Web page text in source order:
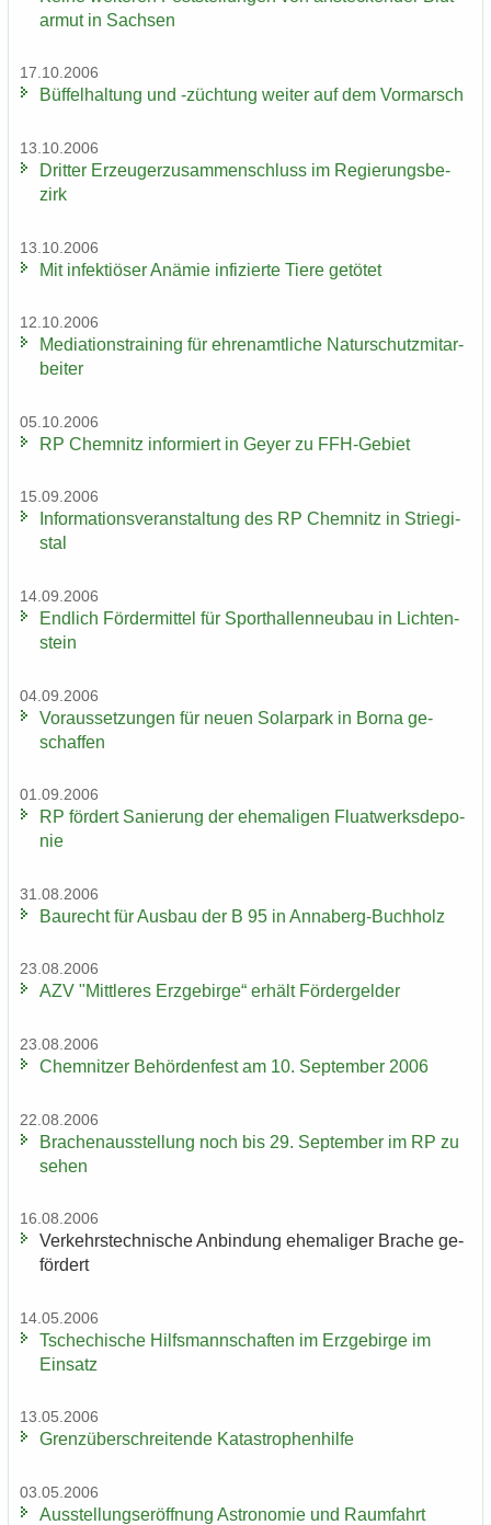
ar­mut in Sach­sen
17.10.2006
Büf­fel­hal­tung und -​züchtung wei­ter auf dem Vor­marsch
13.10.2006
Drit­ter Er­zeu­ger­zu­sam­men­schluss im Re­gie­rungs­be­
zirk
13.10.2006
Mit in­fek­tiö­ser An­ämie in­fi­zier­te Tiere ge­tö­tet
12.10.2006
Me­dia­ti­ons­trai­ning für eh­ren­amt­li­che Na­tur­schutz­mit­ar­
bei­ter
05.10.2006
RP Chem­nitz in­for­miert in Geyer zu FFH-​Gebiet
15.09.2006
In­for­ma­ti­ons­ver­an­stal­tung des RP Chem­nitz in Strie­gi­
stal
14.09.2006
End­lich För­der­mit­tel für Sport­hal­len­neu­bau in Lich­ten­
stein
04.09.2006
Vor­aus­set­zun­gen für neuen So­lar­park in Borna ge­
schaf­fen
01.09.2006
RP för­dert Sa­nie­rung der ehe­ma­li­gen Fluat­werks­de­po­
nie
31.08.2006
Bau­recht für Aus­bau der B 95 in Annaberg-​Buchholz
23.08.2006
AZV "Mitt­le­res Erz­ge­bir­ge“ er­hält För­der­gel­der
23.08.2006
Chem­nit­zer Be­hör­den­fest am 10. Sep­tem­ber 2006
22.08.2006
Bra­chen­aus­stel­lung noch bis 29. Sep­tem­ber im RP zu
sehen
16.08.2006
Ver­kehrs­tech­ni­sche An­bin­dung ehe­ma­li­ger Bra­che ge­
för­dert
14.05.2006
Tsche­chi­sche Hilfs­mann­schaf­ten im Erz­ge­bir­ge im
Ein­satz
13.05.2006
Grenz­über­schrei­ten­de Ka­ta­stro­phen­hil­fe
03.05.2006
Aus­stel­lungs­er­öff­nung As­tro­no­mie und Raum­fahrt